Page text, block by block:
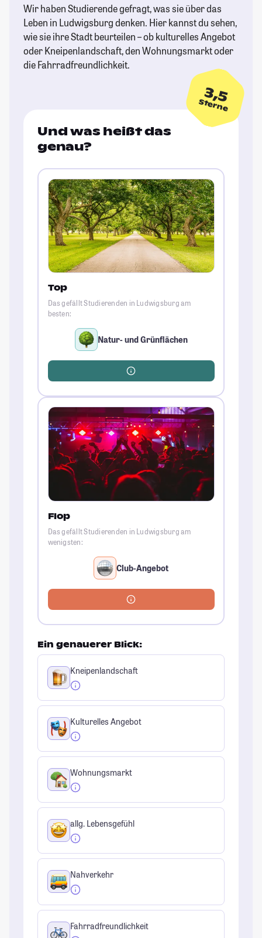
Wir haben Studierende gefragt, was sie über das
Leben in Ludwigsburg denken. Hier kannst du sehen,
wie sie ihre Stadt beurteilen – ob kulturelles Angebot
oder Kneipenlandschaft, den Wohnungsmarkt oder
die Fahrradfreundlichkeit.
3,5
Sterne
Und was heißt das
genau?
Top
Das gefällt Studierenden in Ludwigsburg am
besten:
Natur- und Grünflächen
Flop
Das gefällt Studierenden in Ludwigsburg am
wenigsten:
Club-Angebot
Ein genauerer Blick:
Kneipenlandschaft
Kulturelles Angebot
Wohnungsmarkt
allg. Lebensgefühl
Nahverkehr
Fahrradfreundlichkeit